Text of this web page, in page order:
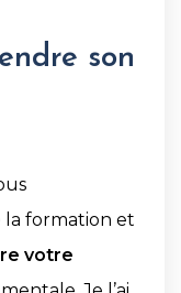
son
la formation et
votre